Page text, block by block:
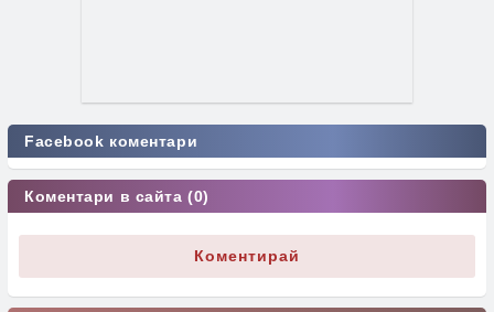
Facebook коментари
Коментари в сайта (0)
Коментирай